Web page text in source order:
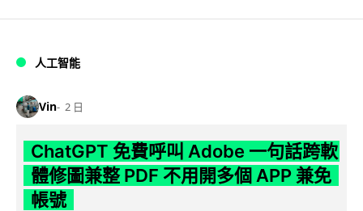
人工智能
Vin 2 日
ChatGPT 免費呼叫 Adobe 一句話跨軟
體修圖兼整 PDF 不用開多個 APP 兼免
帳號